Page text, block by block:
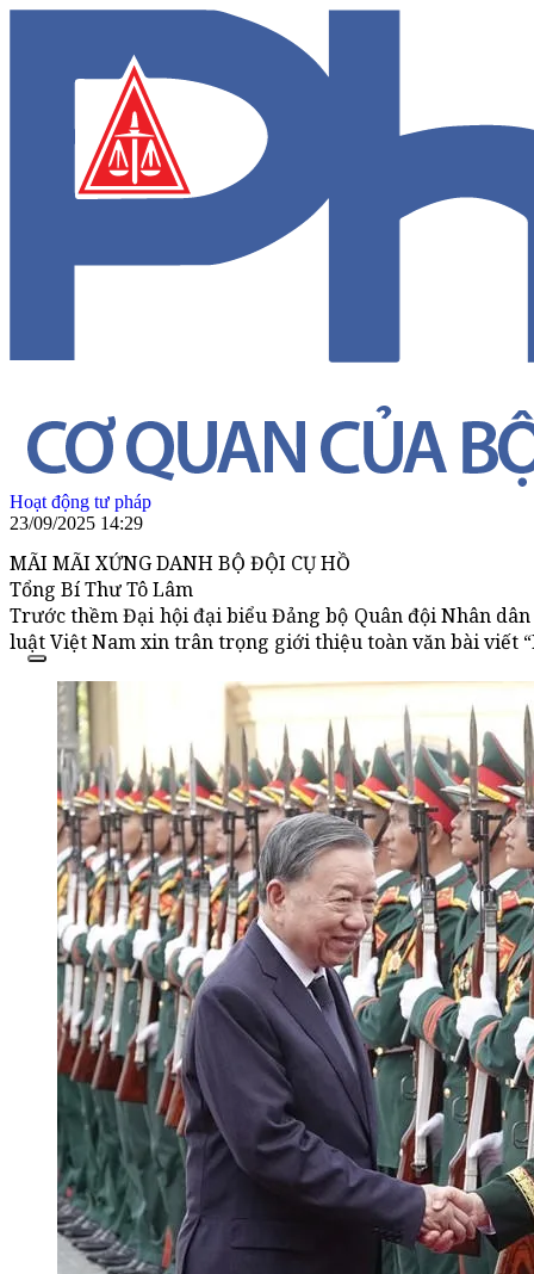
Hoạt động tư pháp
23/09/2025 14:29
MÃI MÃI XỨNG DANH BỘ ĐỘI CỤ HỒ
Tổng Bí Thư Tô Lâm
Trước thềm Đại hội đại biểu Đảng bộ Quân đội Nhân
luật Việt Nam xin trân trọng giới thiệu toàn văn bài viết